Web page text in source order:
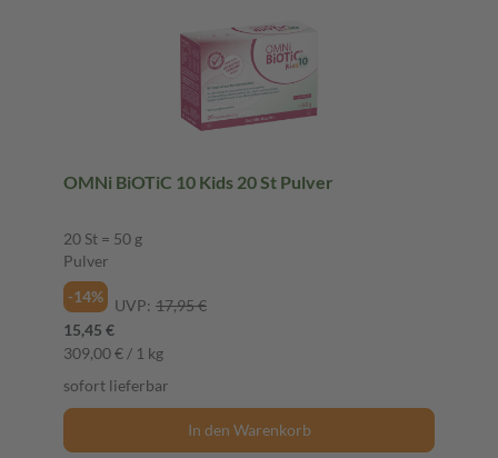
OMNi BiOTiC 10 Kids 20 St Pulver
20 St = 50 g
Pulver
-14%
UVP: 17,95 €
15,45 €
309,00 € / 1 kg
sofort lieferbar
In den Warenkorb